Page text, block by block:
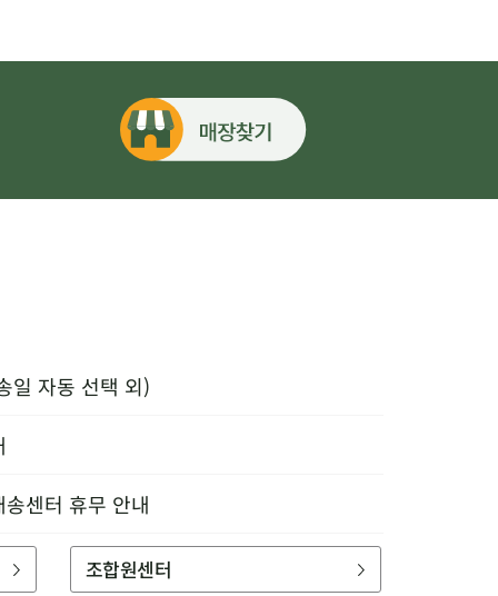
일 자동 선택 외)
센터 휴무 안내
조합원센터